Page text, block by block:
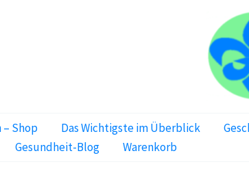
– Shop Das Wichtigste im Überblick
Gesundheit-Blog Warenkorb